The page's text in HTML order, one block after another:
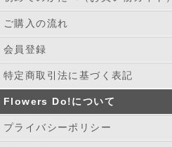
ご購入の流れ
会員登録
特定商取引法に基づく表記
Flowers Do!について
プライバシーポリシー